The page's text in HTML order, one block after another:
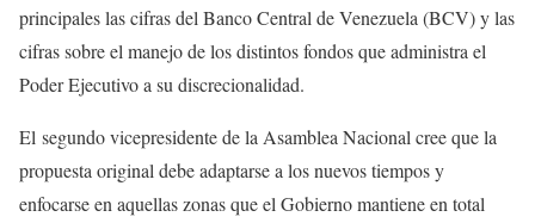
principales las cifras del Banco Central de Venezuela (BCV) y las
cifras sobre el manejo de los distintos fondos que administra el
Poder Ejecutivo a su discrecionalidad.
El segundo vicepresidente de la Asamblea Nacional cree que la
propuesta original debe adaptarse a los nuevos tiempos y
enfocarse en aquellas zonas que el Gobierno mantiene en total